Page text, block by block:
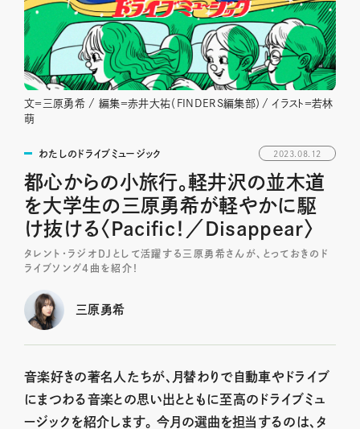
文＝三原勇希 / 編集＝赤井大祐（FINDERS編集部）/ イラスト＝若林
萌
わたしのドライブミュージック 2023.08.12
都心からの小旅行。軽井沢の並木道
を大学生の三原勇希が軽やかに駆
け抜ける〈Pacific！／Disappear〉
タレント・ラジオDJとして活躍する三原勇希さんが、とっておきのド
ライブソング4曲を紹介！
三原勇希
音楽好きの著名人たちが、月替わりで自動車やドライブ
にまつわる音楽との思い出とともに至高のドライブミュ
ージックを紹介します。 今月の選曲を担当するのは、タ